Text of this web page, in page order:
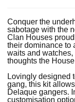
Conquer the
sabotage with the
Clan Houses
their dominance to
waits and
thoughts the
Lovingly designed
gang, this kit
Delaque gangers.
customisation